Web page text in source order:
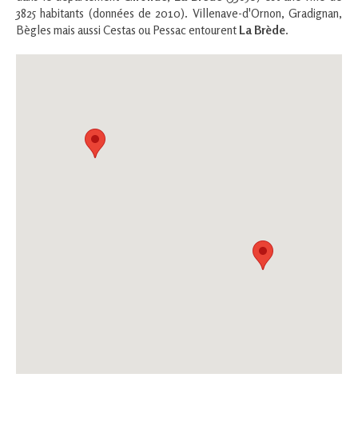
3825 habitants (données de 2010). Villenave-d'Ornon, Gradignan,
Bègles mais aussi Cestas ou Pessac entourent La Brède.